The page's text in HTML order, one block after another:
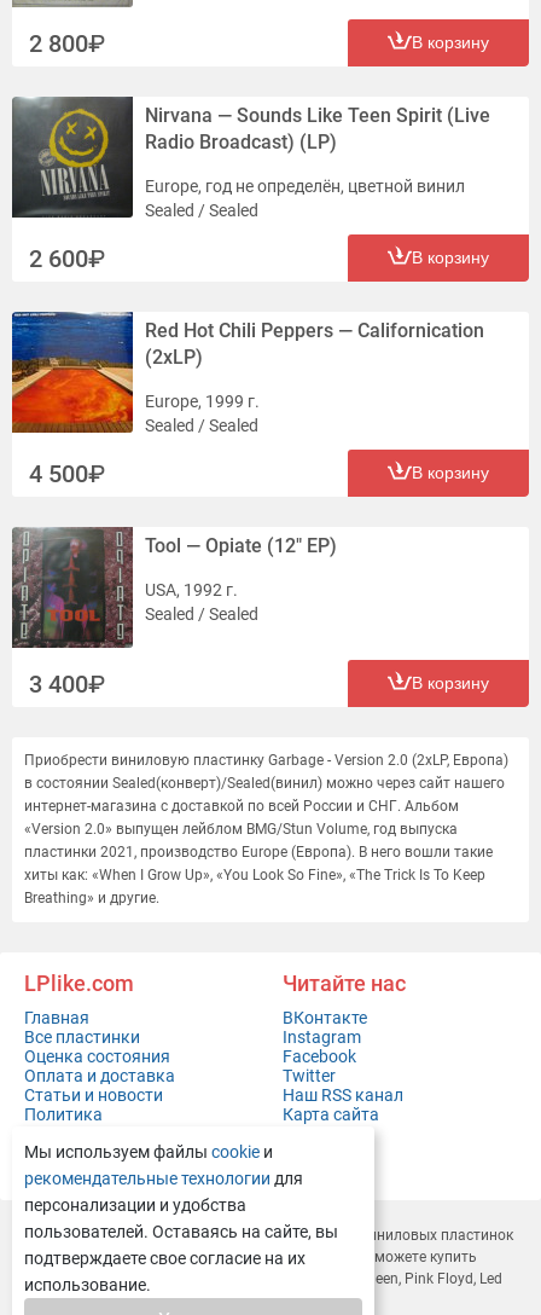
2 800 В корзину
Nirvana — Sounds Like Teen Spirit (Live
Radio Broadcast) (LP)
Europe, год не определён, цветной винил
Sealed / Sealed
2 600 В корзину
Red Hot Chili Peppers — Californication
(2xLP)
Europe, 1999 г.
Sealed / Sealed
4 500 В корзину
Tool — Opiate (12" EP)
USA, 1992 г.
Sealed / Sealed
3 400 В корзину
Приобрести виниловую пластинку Garbage - Version 2.0 (2xLP, Европа)
в состоянии Sealed(конверт)/Sealed(винил) можно через сайт нашего
интернет-магазина с доставкой по всей России и СНГ. Альбом
«Version 2.0» выпущен лейблом BMG/Stun Volume, год выпуска
пластинки 2021, производство Europe (Европа). В него вошли такие
хиты как: «When I Grow Up», «You Look So Fine», «The Trick Is To Keep
Breathing» и другие.
LPlike.com
Главная
Все пластинки
Оценка состояния
Оплата и доставка
Статьи и новости
Политика
Контакты
Полная версия сайта
Читайте нас
ВКонтакте
Instagram
Facebook
Twitter
Наш RSS канал
Карта сайта
LPlike.com — это современныйинтернет-магазин виниловых пластинок
с доставкой по всей России и СНГ. У нас вы легко сможете купить
виниловые пластинки
Depeche Mode, Rammstein, Queen, Pink Floyd, Led
Zeppelin, Deep Purple и многие другие.
Мы используем файлы cookie и
рекомендательные технологии для
персонализации и удобства
пользователей. Оставаясь на сайте, вы
подтверждаете свое согласие на их
использование.